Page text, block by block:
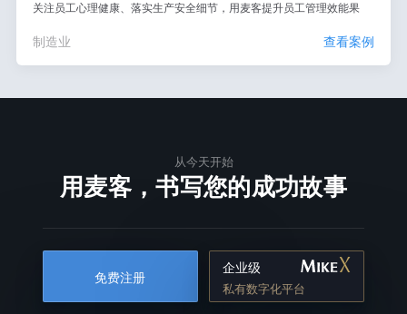
关注员工心理健康、落实生产安全细节，用麦客提升员工管理效能果
制造业 查看案例
从今天开始
用麦客，书写您的成功故事
免费注册
企业级
私有数字化平台